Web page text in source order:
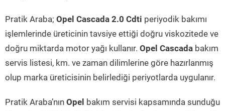
Pratik Araba; Opel Cascada 2.0 Cdti periyodik bakımı
işlemlerinde üreticinin tavsiye ettiği doğru viskozitede ve
doğru miktarda motor yağı kullanır. Opel Cascada bakım
servis listesi, km. ve zaman dilimlerine göre hazırlanmış
olup marka üreticisinin belirlediği periyotlarda uygulanır.
Pratik Araba’nın Opel bakım servisi kapsamında sunduğu